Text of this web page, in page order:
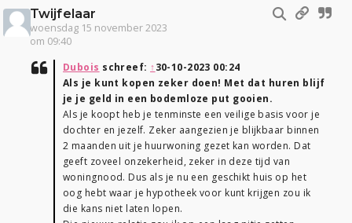
Twijfelaar
woensdag 15 november 2023
om 09:40
Dubois schreef: ↑30-10-2023 00:24
Als je kunt kopen zeker doen! Met dat huren blijf
je je geld in een bodemloze put gooien.
Als je koopt heb je tenminste een veilige basis voor je
dochter en jezelf. Zeker aangezien je blijkbaar binnen
2 maanden uit je huurwoning gezet kan worden. Dat
geeft zoveel onzekerheid, zeker in deze tijd van
woningnood. Dus als je nu een geschikt huis op het
oog hebt waar je hypotheek voor kunt krijgen zou ik
die kans niet laten lopen.